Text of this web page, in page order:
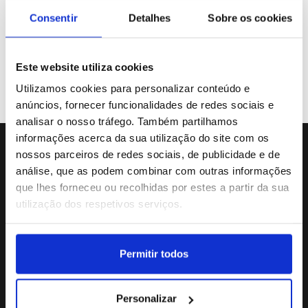
Consentir Detalhes Sobre os cookies
Este website utiliza cookies
Utilizamos cookies para personalizar conteúdo e
anúncios, fornecer funcionalidades de redes sociais e
analisar o nosso tráfego. Também partilhamos
informações acerca da sua utilização do site com os
nossos parceiros de redes sociais, de publicidade e de
análise, que as podem combinar com outras informações
que lhes forneceu ou recolhidas por estes a partir da sua
utilização dos respetivos serviços.
Permitir todos
Personalizar
«Previous
31 32
Sede da Agência
Rua Dr.João Couto Lote C
(+351) 217116500
Social